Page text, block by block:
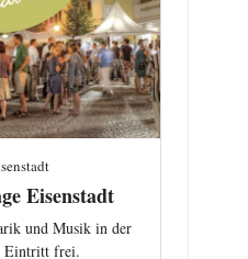
Eisenstadt
und Musik in der
Eintritt frei.